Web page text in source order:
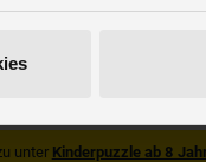
Kleinteile.
unter Kinderpuzzle ab 8